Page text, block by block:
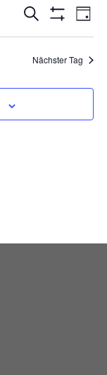
Suche
und
SUCHE TAG
Nächster Tag